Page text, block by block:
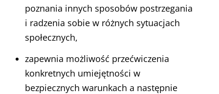
poznania innych sposobów postrzegania
i radzenia sobie w różnych sytuacjach
społecznych,
zapewnia możliwość przećwiczenia
konkretnych umiejętności w
bezpiecznych warunkach a następnie